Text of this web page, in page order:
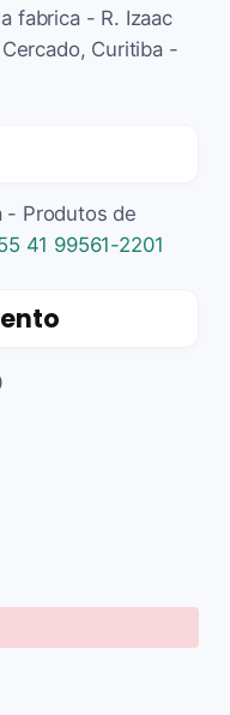
fabrica - R. Izaac
Curitiba -
- Produtos de
41 99561-2201